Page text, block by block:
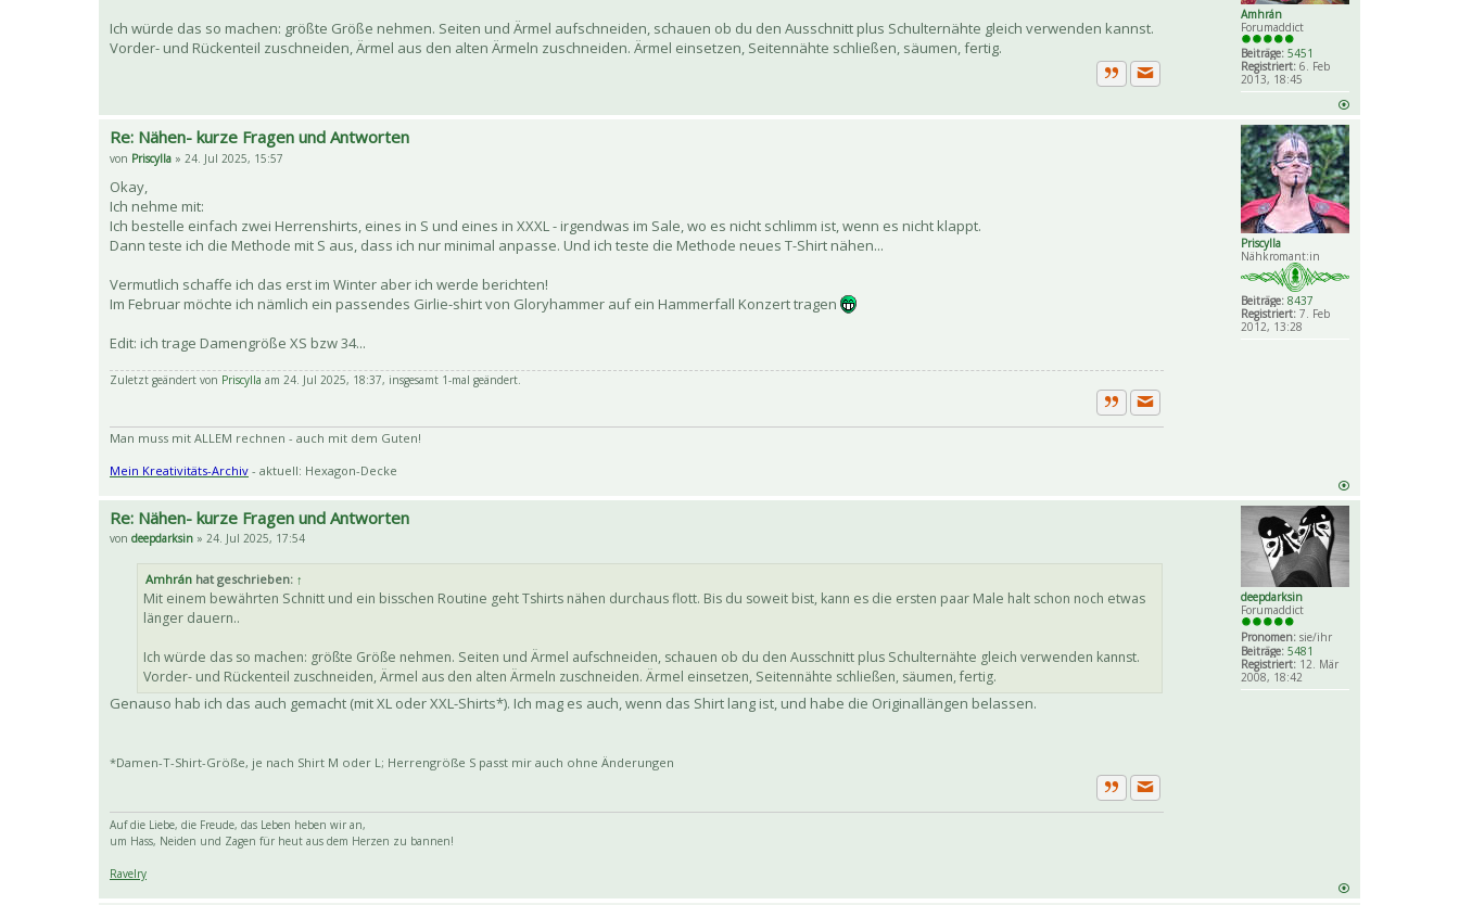
Amhrán
Forumaddict
Beiträge: 5451
Registriert: 6. Feb
2013, 18:45
Ich würde das so machen: größte Größe nehmen. Seiten und Ärmel aufschneiden, schauen ob du den Ausschnitt plus Schulternähte gleich verwenden kannst.
Vorder- und Rückenteil zuschneiden, Ärmel aus den alten Ärmeln zuschneiden. Ärmel einsetzen, Seitennähte schließen, säumen, fertig.
ZitatPrivate Nachricht senden
Priscylla
Nähkromant:in
Beiträge: 8437
Registriert: 7. Feb
2012, 13:28
Re: Nähen- kurze Fragen und Antworten
von Priscylla » 24. Jul 2025, 15:57
Okay,
Ich nehme mit:
Ich bestelle einfach zwei Herrenshirts, eines in S und eines in XXXL - irgendwas im Sale, wo es nicht schlimm ist, wenn es nicht klappt.
Dann teste ich die Methode mit S aus, dass ich nur minimal anpasse. Und ich teste die Methode neues T-Shirt nähen...
Vermutlich schaffe ich das erst im Winter aber ich werde berichten!
Im Februar möchte ich nämlich ein passendes Girlie-shirt von Gloryhammer auf ein Hammerfall Konzert tragen
Edit: ich trage Damengröße XS bzw 34...
Zuletzt geändert von Priscylla am 24. Jul 2025, 18:37, insgesamt 1-mal geändert.
ZitatPrivate Nachricht senden
Man muss mit ALLEM rechnen - auch mit dem Guten!
Mein Kreativitäts-Archiv - aktuell: Hexagon-Decke
deepdarksin
Forumaddict
Pronomen: sie/ihr
Beiträge: 5481
Registriert: 12. Mär
2008, 18:42
Re: Nähen- kurze Fragen und Antworten
von deepdarksin » 24. Jul 2025, 17:54
Amhrán hat geschrieben: ↑
Mit einem bewährten Schnitt und ein bisschen Routine geht Tshirts nähen durchaus flott. Bis du soweit bist, kann es die ersten paar Male halt schon noch etwas
länger dauern..
Ich würde das so machen: größte Größe nehmen. Seiten und Ärmel aufschneiden, schauen ob du den Ausschnitt plus Schulternähte gleich verwenden kannst.
Vorder- und Rückenteil zuschneiden, Ärmel aus den alten Ärmeln zuschneiden. Ärmel einsetzen, Seitennähte schließen, säumen, fertig.
Genauso hab ich das auch gemacht (mit XL oder XXL-Shirts*). Ich mag es auch, wenn das Shirt lang ist, und habe die Originallängen belassen.
*Damen-T-Shirt-Größe, je nach Shirt M oder L; Herrengröße S passt mir auch ohne Änderungen
ZitatPrivate Nachricht senden
Auf die Liebe, die Freude, das Leben heben wir an,
um Hass, Neiden und Zagen für heut aus dem Herzen zu bannen!
Ravelry